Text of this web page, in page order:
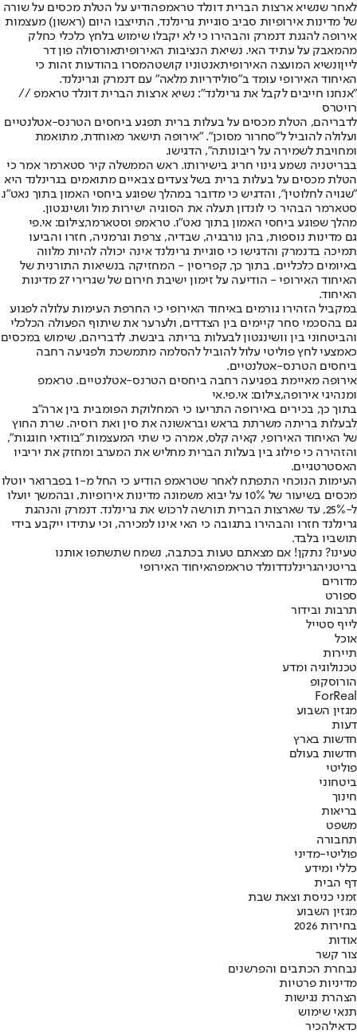
לאחר שנשיא ארצות הברית דונלד טראמפהודיע על הטלת מכסים על שורה
של מדינות אירופיות סביב סוגיית גרינלנד, התייצבו היום (ראשון) מעצמות
אירופה להגנת דנמרק והבהירו כי לא יקבלו שימוש בלחץ כלכלי כחלק
מהמאבק על עתיד האי. נשיאת הנציבות האירופיתאורסולה פון דר
לייןונשיא המועצה האירופיתאנטוניו קושטהמסרו בהודעות זהות כי
האיחוד האירופי עומד ב"סולידריות מלאה" עם דנמרק וגרינלנד.
"אנחנו חייבים לקבל את גרינלנד": נשיא ארצות הברית דונלד טראמפ //
רויטרס
לדבריהם, הטלת מכסים על בעלות ברית תפגע ביחסים הטרנס-אטלנטיים
ועלולה להוביל ל"סחרור מסוכן". "אירופה תישאר מאוחדת, מתואמת
ומחויבת לשמירה על ריבונותה", הדגישו.
בבריטניה נשמע גינוי חריג בישירותו. ראש הממשלה קיר סטארמר אמר כי
הטלת מכסים על בעלות ברית בשל צעדים צבאיים מתואמים בגרינלנד היא
"שגויה לחלוטין", והדגיש כי מדובר במהלך שפוגע ביחסי האמון בתוך נאט"ו.
סטארמר הבהיר כי לונדון תעלה את הסוגיה ישירות מול וושינגטון.
מהלך שפוגע ביחסי האמון בתוך נאט"ו. טראמפ וסטארמר,צילום: אי.פי
גם מדינות נוספות, בהן נורבגיה, שבדיה, צרפת וגרמניה, חזרו והביעו
תמיכה בדנמרק והדגישו כי סוגיית גרינלנד אינה יכולה להיות מלווה
באיומים כלכליים. בתוך כך, קפריסין - המחזיקה בנשיאות התורנית של
האיחוד האירופי - הודיעה על זימון ישיבת חירום של שגרירי 27 מדינות
האיחוד.
במקביל הזהירו גורמים באיחוד האירופי כי החרפת העימות עלולה לפגוע
גם בהסכמי סחר קיימים בין הצדדים, ולערער את שיתוף הפעולה הכלכלי
והביטחוני בין וושינגטון לבעלות בריתה ביבשת. לדבריהם, שימוש במכסים
כאמצעי לחץ פוליטי עלול להוביל להסלמה מתמשכת ולפגיעה רחבה
ביחסים הטרנס-אטלנטיים.
אירופה מאיימת בפגיעה רחבה ביחסים הטרנס-אטלנטיים. טראמפ
ומנהיגי אירופה,צילום: אי.פי.אי
בתוך כך, בכירים באירופה התריעו כי המחלוקת הפומבית בין ארה"ב
לבעלות בריתה משרתת בראש ובראשונה את סין ואת רוסיה. שרת החוץ
של האיחוד האירופי, קאיה קלס, אמרה כי שתי המעצמות "בוודאי חוגגות",
והזהירה כי פילוג בין בעלות הברית מחליש את המערב ומחזק את יריביו
האסטרטגיים.
העימות הנוכחי התפתח לאחר שטראמפ הודיע כי החל מ-1 בפברואר יוטלו
מכסים בשיעור של 10% על יבוא משמונה מדינות אירופיות, ובהמשך יועלו
ל-25%, עד שארצות הברית תורשה לרכוש את גרינלנד. דנמרק והנהגת
גרינלנד חזרו והבהירו בתגובה כי האי אינו למכירה, וכי עתידו ייקבע בידי
תושביו בלבד.
טעינו? נתקן! אם מצאתם טעות בכתבה, נשמח שתשתפו אותנו
בריטניהגרינלנדדונלד טראמפהאיחוד האירופי
מדורים
ספורט
תרבות ובידור
לייף סטייל
אוכל
תיירות
טכנולוגיה ומדע
הורוסקופ
ForReal
מגזין השבוע
דעות
חדשות בארץ
חדשות בעולם
פוליטי
ביטחוני
חינוך
בריאות
משפט
תחבורה
פוליטי-מדיני
כללי ומידע
דף הבית
זמני כניסת וצאת שבת
מגזין השבוע
בחירות 2026
אודות
צור קשר
נבחרת הכתבים והפרשנים
מדיניות פרטיות
הצהרת נגישות
תנאי שימוש
כדאילהכיר